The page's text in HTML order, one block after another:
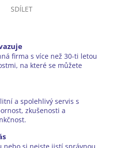
SDÍLET
firma s více než 30-ti letou
na které se můžete
a spolehlivý servis s
zkušenosti a